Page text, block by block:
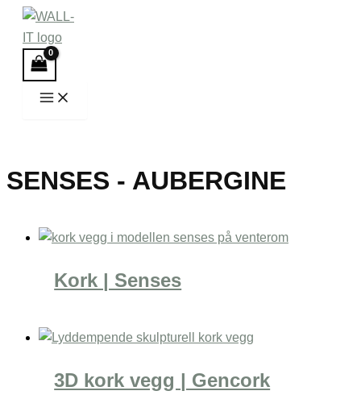
Hopp
innholdet
SENSES - AUBERGINE
Kork | Senses
3D kork vegg | Gencork